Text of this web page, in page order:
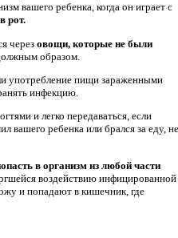
вашего ребенка, когда он играет с
в рот.
через овощи, которые не были
образом.
употребление пищи зараженными
инфекцию.
и легко передаваться, если
вашего ребенка или брался за еду, не
в организм из любой части
воздействию инфицированной
и попадают в кишечник, где